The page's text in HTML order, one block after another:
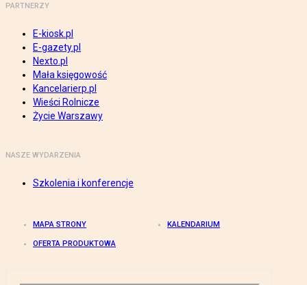
PARTNERZY
E-kiosk.pl
E-gazety.pl
Nexto.pl
Mała księgowość
Kancelarierp.pl
Wieści Rolnicze
Życie Warszawy
NASZE WYDARZENIA
Szkolenia i konferencje
MAPA STRONY KALENDARIUM
OFERTA PRODUKTOWA